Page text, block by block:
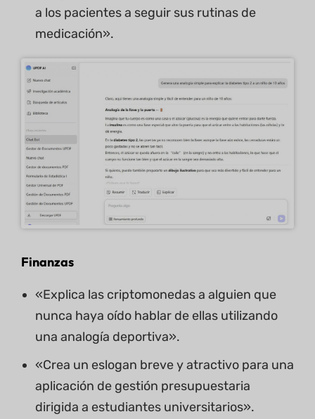
a los pacientes a seguir sus rutinas de
medicación».
Finanzas
«Explica las criptomonedas a alguien que
nunca haya oído hablar de ellas utilizando
una analogía deportiva».
«Crea un eslogan breve y atractivo para una
aplicación de gestión presupuestaria
dirigida a estudiantes universitarios».